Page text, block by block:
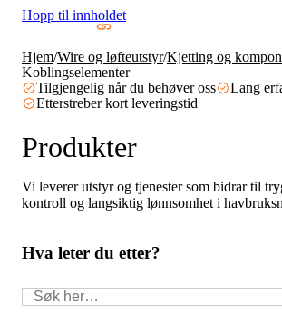
Hopp til innholdet
Hjem/Wire og løfteutstyr/Kjetting og
Koblingselementer
Tilgjengelig når du behøver oss
Lang
Etterstreber kort leveringstid
Produkter
Vi leverer utstyr og tjenester som bidrar til
kontroll og langsiktig lønnsomhet i
Hva leter du etter?
Søk
for: